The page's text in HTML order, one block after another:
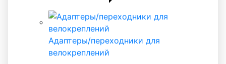
Адаптеры/переходники для
велокреплений